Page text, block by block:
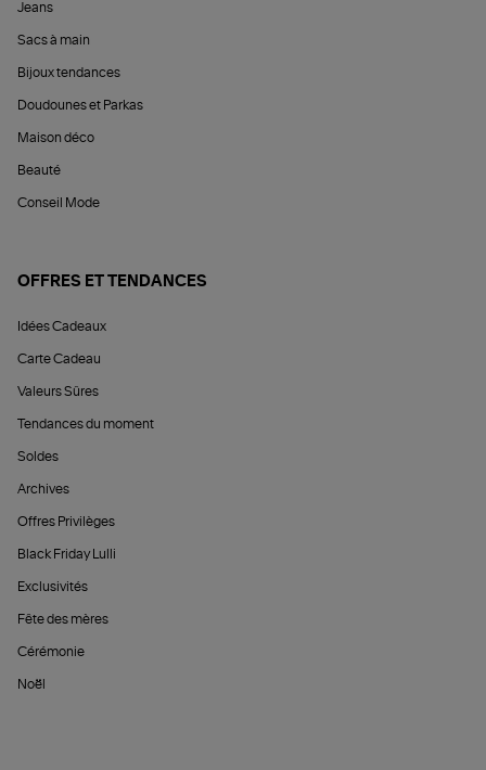
Jeans
Sacs à main
Bijoux tendances
Doudounes et Parkas
Maison déco
Beauté
Conseil Mode
OFFRES ET TENDANCES
Idées Cadeaux
Carte Cadeau
Valeurs Sûres
Tendances du moment
Soldes
Archives
Offres Privilèges
Black Friday Lulli
Exclusivités
Fête des mères
Cérémonie
Noël